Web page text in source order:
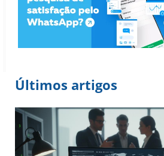
Últimos artigos